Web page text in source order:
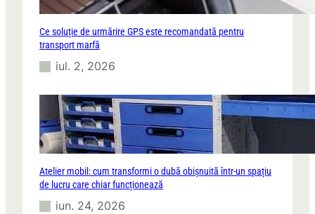
Ce soluție de urmărire GPS este recomandată pentru
transport marfă
iul. 2, 2026
Atelier mobil: cum transformi o dubă obișnuită într-un spațiu
de lucru care chiar funcționează
iun. 24, 2026